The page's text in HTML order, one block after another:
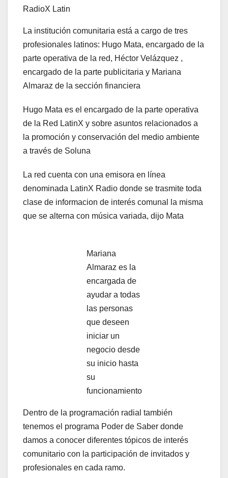
RadioX Latin
La institución comunitaria está a cargo de tres
profesionales latinos: Hugo Mata, encargado de la
parte operativa de la red, Héctor Velázquez ,
encargado de la parte publicitaria y Mariana
Almaraz de la sección financiera
Hugo Mata es el encargado de la parte operativa
de la Red LatinX y sobre asuntos relacionados a
la promoción y conservación del medio ambiente
a través de Soluna
La red cuenta con una emisora en línea
denominada LatinX Radio donde se trasmite toda
clase de informacion de interés comunal la misma
que se alterna con música variada, dijo Mata
Mariana
Almaraz es la
encargada de
ayudar a todas
las personas
que deseen
iniciar un
negocio desde
su inicio hasta
su
funcionamiento
Dentro de la programación radial también
tenemos el programa Poder de Saber donde
damos a conocer diferentes tópicos de interés
comunitario con la participación de invitados y
profesionales en cada ramo.